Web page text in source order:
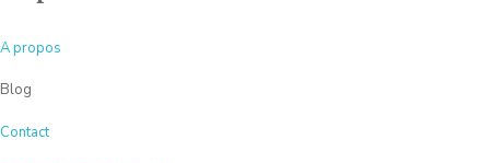
Apropos
Blog
Contact